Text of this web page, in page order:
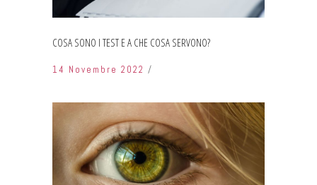
COSA SONO I TEST E A CHE COSA SERVONO?
14 Novembre 2022